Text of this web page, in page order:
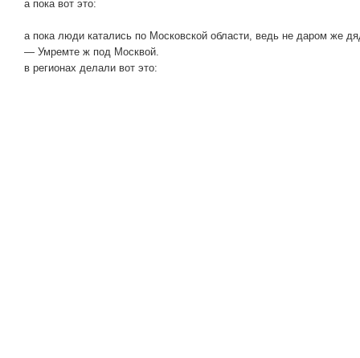
а пока вот это:
а пока люди катались по Московской области, ведь не даром же
— Умремте ж под Москвой.
в регионах делали вот это: